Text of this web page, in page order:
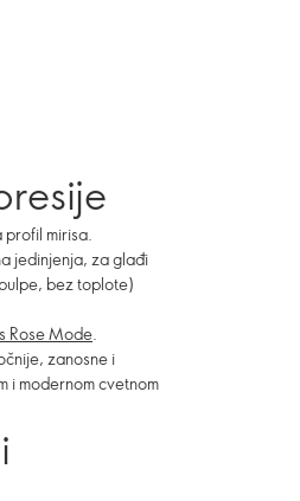
profil mirisa.
jedinjenja, za glađi
bez toplote)
Rose Mode.
zanosne i
i modernom cvetnom